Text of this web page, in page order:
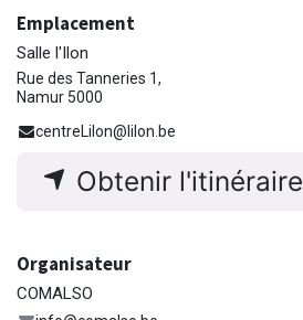
Emplacement
Salle l'Ilon
Rue des Tanneries 1,
Namur 5000
centreLilon@lilon.be
Obtenir l'itinéraire
Organisateur
COMALSO